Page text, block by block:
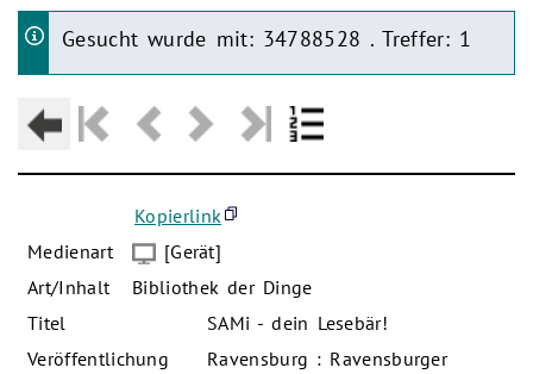
Gesucht wurde mit: 34788528 . Treffer: 1
Kopierlink
Medienart
[Gerät]
Art/Inhalt
Bibliothek der Dinge
Titel
SAMi - dein Lesebär!
Veröffentlichung
Ravensburg : Ravensburger